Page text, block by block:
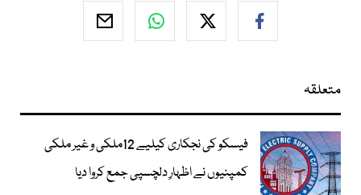
متعلقہ
فیسکو کی نجکاری کیلیے 12ملکی و غیر ملکی
کمپنیوں نے اظہارِ دلچسپی جمع کروا دیا